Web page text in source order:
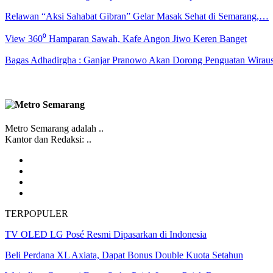
Relawan “Aksi Sahabat Gibran” Gelar Masak Sehat di Semarang,…
View 360⁰ Hamparan Sawah, Kafe Angon Jiwo Keren Banget
Bagas Adhadirgha : Ganjar Pranowo Akan Dorong Penguatan
Metro Semarang adalah ..
Kantor dan Redaksi: ..
TERPOPULER
TV OLED LG Posé Resmi Dipasarkan di Indonesia
Beli Perdana XL Axiata, Dapat Bonus Double Kuota Setahun